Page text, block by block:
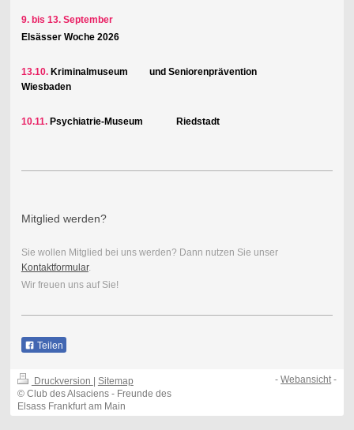
9. bis 13. September
Elsässer Woche 2026
13.10.Kriminalmuseum und Seniorenprävention
Wiesbaden
10.11. Psychiatrie-Museum Riedstadt
Mitglied werden?
Sie wollen Mitglied bei uns werden? Dann nutzen Sie unser
Kontaktformular.
Wir freuen uns auf Sie!
Teilen
Druckversion | Sitemap
© Club des Alsaciens - Freunde des
Elsass Frankfurt am Main
-Webansicht -